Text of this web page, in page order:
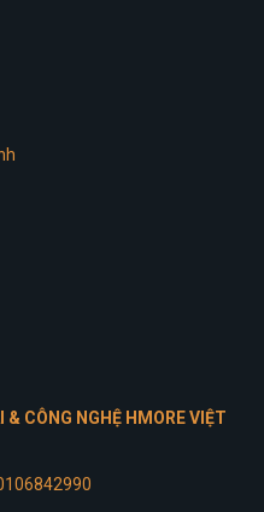
CÔNG NGHỆ HMORE VIỆT